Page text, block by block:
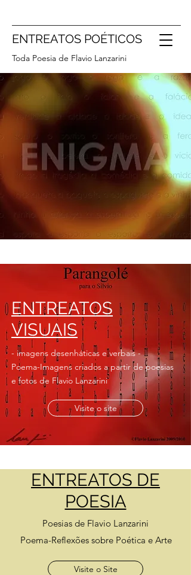
ENTREATOS POÉTICOS
Toda Poesia de Flavio Lanzarini
ENTREATOS
VISUAIS
- imagens desenháticas e verbais -
Poema-Imagens criados a partir de poesias
e fotos de Flavio Lanzarini
Visite o site
ENTREATOS DE
POESIA
Poesias de Flavio Lanzarini
Poema-Reflexões sobre Poética e Arte
Visite o Site